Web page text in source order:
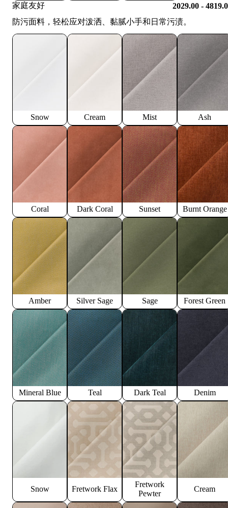
家庭友好
2029.00 -
防污面料，轻松应对泼洒、黏腻小手和日常污渍。
Snow Cream Mist Ash
Coral Dark Coral Sunset Burnt Orange
Amber Silver Sage Sage Forest Green
Mineral Blue Teal Dark Teal Denim
Snow Fretwork Flax
Fretwork
Pewter
Cream